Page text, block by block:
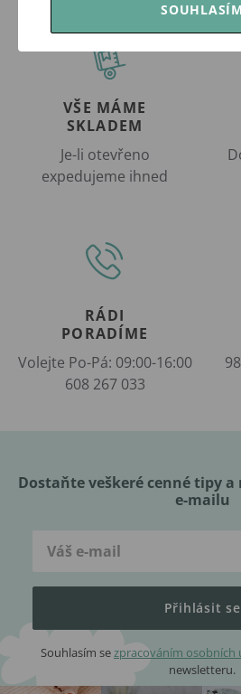
VŠE MÁME
SKLADEM
Je-li otevřeno
expedujeme ihned
RÁDI
PORADÍME
Volejte Po-Pá: 09:00-16:00
608 267 033
Dostaňte veškeré cenné tipy a
e-mailu
Přihlásit se
Souhlasím sezpracováním osobních
newsletteru.
SOUHLASÍM